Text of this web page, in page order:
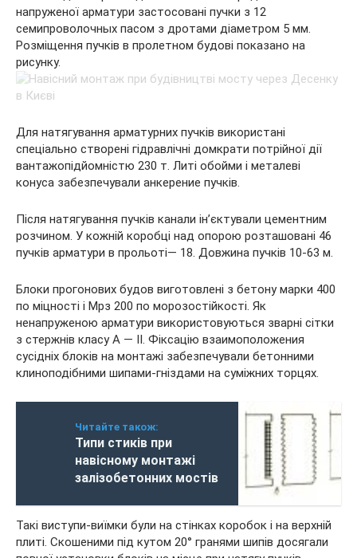
напруженої арматури застосовані пучки з 12
семипроволочных пасом з дротами діаметром 5 мм.
Розміщення пучків в пролетном будові показано на
рисунку.
Для натягування арматурних пучків використані
спеціально створені гідравлічні домкрати потрійної дії
вантажопідйомністю 230 т. Литі обойми і металеві
конуса забезпечували анкерение пучків.
Після натягування пучків канали ін’єктували цементним
розчином. У кожній коробці над опорою розташовані 46
пучків арматури в прольоті— 18. Довжина пучків 10-63 м.
Блоки прогонових будов виготовлені з бетону марки 400
по міцності і Мрз 200 по морозостійкості. Як
ненапруженою арматури використовуються зварні сітки
з стержнів класу А — II. Фіксацію взаимоположения
сусідніх блоків на монтажі забезпечували бетонними
клиноподібними шипами-гніздами на суміжних торцях.
Читайте також:
Типи стиків при
навісному монтажі
залізобетонних мостів
Такі виступи-виїмки були на стінках коробок і на верхній
плиті. Скошеними під кутом 20° гранями шипів досягали